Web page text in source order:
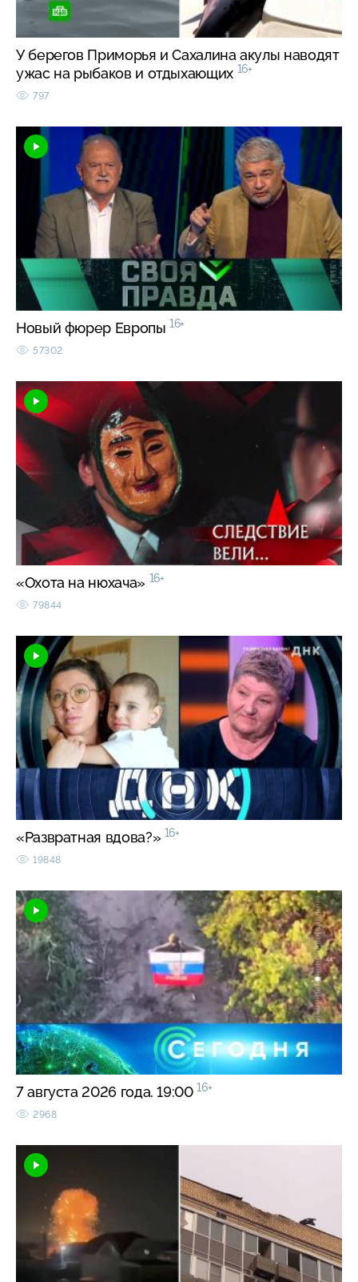
У берегов Приморья и Сахалина акулы наводят
ужас на рыбаков и отдыхающих 16+
797
Новый фюрер Европы 16+
57302
«Охота на нюхача» 16+
79844
«Развратная вдова?» 16+
19848
7 августа 2026 года. 19:00 16+
2968